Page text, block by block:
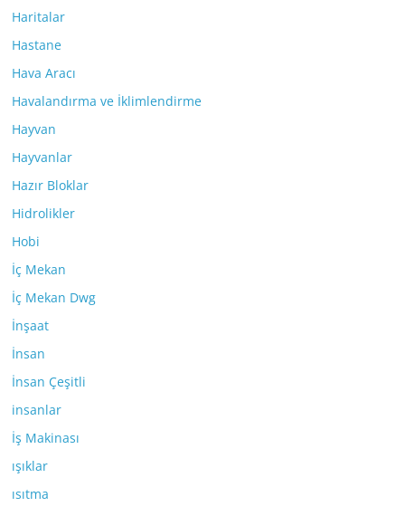
Haritalar
Hastane
Hava Aracı
Havalandırma ve İklimlendirme
Hayvan
Hayvanlar
Hazır Bloklar
Hidrolikler
Hobi
İç Mekan
İç Mekan Dwg
İnşaat
İnsan
İnsan Çeşitli
insanlar
İş Makinası
ışıklar
ısıtma